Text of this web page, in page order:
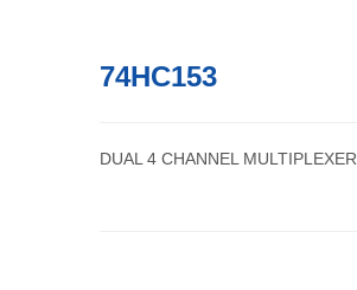
74HC153
DUAL 4 CHANNEL MULTIPLEXER